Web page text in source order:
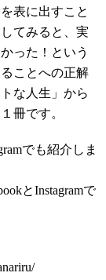
表に出すこと
てみると、実
った！という
ことへの正解
な人生」から
冊です。
でも紹介しま
とInstagramで